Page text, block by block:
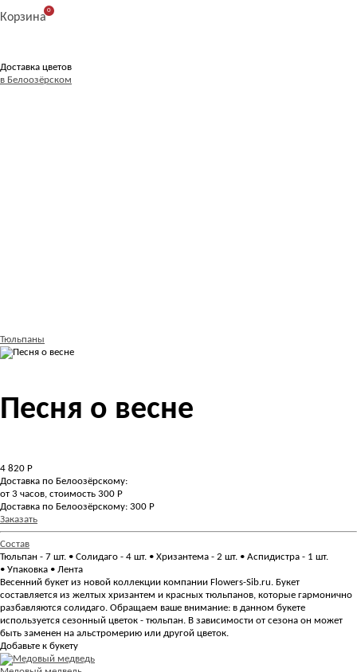
Корзина
0
Доставка цветов
в Белоозёрском
Тюльпаны
Песня о весне
4 820 Р
Доставка по Белоозёрскому:
от 3 часов, стоимость 300 Р
Доставка по Белоозёрскому: 300 Р
Заказать
Состав
Тюльпан - 7 шт. • Солидаго - 4 шт. • Хризантема - 2 шт. • Аспидистра - 1 шт.
• Упаковка • Лента
Весенний букет из новой коллекции компании Flowers-Sib.ru. Букет
составляется из желтых хризантем и красных тюльпанов, которые гармонично
разбавляются солидаго. Обращаем ваше внимание: в данном букете
используется сезонный цветок - тюльпан. В зависимости от сезона он может
быть заменен на альстромерию или другой цветок.
Добавьте к букету